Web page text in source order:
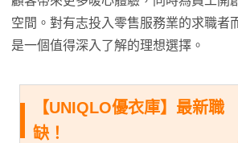
空間。對有志投入零售服務業的求職者
是一個值得深入了解的理想選擇。
【UNIQLO優衣庫】最新職
缺！